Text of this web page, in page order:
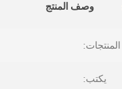
وصف المنتج
يكتب: